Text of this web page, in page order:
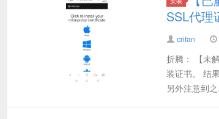
SSL代理
crifan
折腾： 【未
装证书。 结
另外注意到